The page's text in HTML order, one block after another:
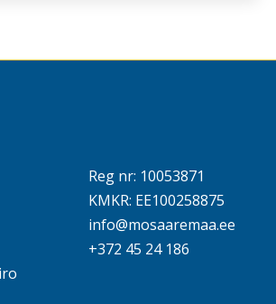
Reg nr: 10053871
KMKR: EE100258875
info@mosaaremaa.ee
+372 45 24 186